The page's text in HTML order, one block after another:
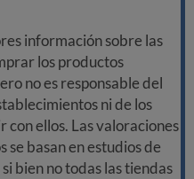
información sobre las
los productos
no es responsable del
ni de los
con ellos. Las valoraciones
se basan en estudios de
bien no todas las tiendas